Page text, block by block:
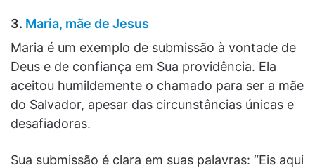
3. Maria, mãe de Jesus
Maria é um exemplo de submissão à vontade de
Deus e de confiança em Sua providência. Ela
aceitou humildemente o chamado para ser a mãe
do Salvador, apesar das circunstâncias únicas e
desafiadoras.
Sua submissão é clara em suas palavras: “Eis aqui